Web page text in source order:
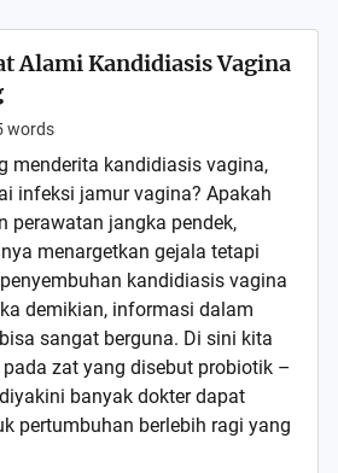
Alami Kandidiasis Vagina
words
menderita kandidiasis vagina,
infeksi jamur vagina? Apakah
perawatan jangka pendek,
menargetkan gejala tetapi
kandidiasis vagina
demikian, informasi dalam
sangat berguna. Di sini kita
zat yang disebut probiotik –
banyak dokter dapat
pertumbuhan berlebih ragi yang